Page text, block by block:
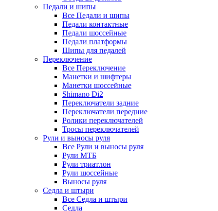
Педали и шипы
Все Педали и шипы
Педали контактные
Педали шоссейные
Педали платформы
Шипы для педалей
Переключение
Все Переключение
Манетки и шифтеры
Манетки шоссейные
Shimano Di2
Переключатели задние
Переключатели передние
Ролики переключателей
Тросы переключателей
Рули и выносы руля
Все Рули и выносы руля
Рули МТБ
Рули триатлон
Рули шоссейные
Выносы руля
Седла и штыри
Все Седла и штыри
Седла